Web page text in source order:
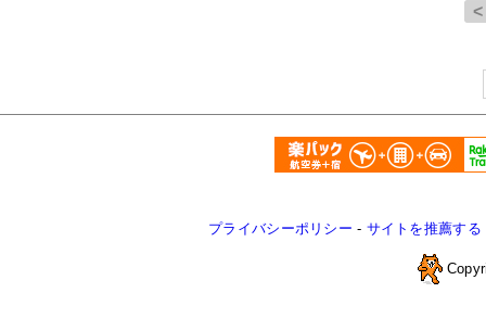
プライバシーポリシー - サイトを推薦する